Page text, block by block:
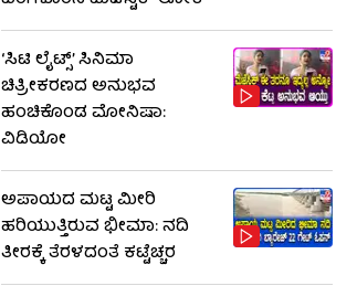
‘ಸಿಟಿ ಲೈಟ್ಸ್’ ಸಿನಿಮಾ
ಚಿತ್ರೀಕರಣದ ಅನುಭವ
ಹಂಚಿಕೊಂಡ ಮೋನಿಷಾ:
ವಿಡಿಯೋ
ಅಪಾಯದ ಮಟ್ಟ ಮೀರಿ
ಹರಿಯುತ್ತಿರುವ ಭೀಮಾ: ನದಿ
ತೀರಕ್ಕೆ ತೆರಳದಂತೆ ಕಟ್ಟೆಚ್ಚರ